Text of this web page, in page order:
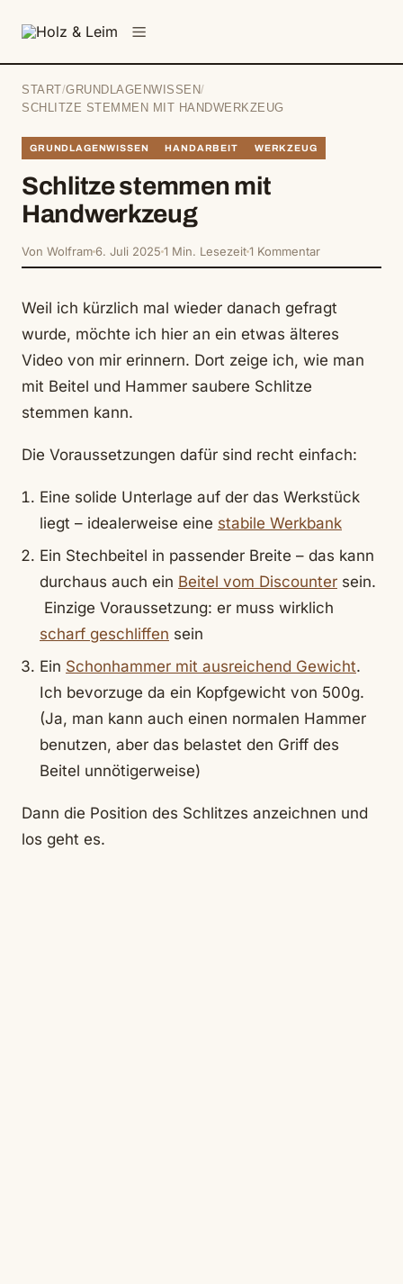
START /GRUNDLAGENWISSEN/
SCHLITZE STEMMEN MIT HANDWERKZEUG
GRUNDLAGENWISSEN HANDARBEIT WERKZEUG
Schlitze stemmen mit
Handwerkzeug
Von Wolfram6. Juli 2025 1 Min. Lesezeit1 Kommentar
Weil ich kürzlich mal wieder danach gefragt
wurde, möchte ich hier an ein etwas älteres
Video von mir erinnern. Dort zeige ich, wie man
mit Beitel und Hammer saubere Schlitze
stemmen kann.
Die Voraussetzungen dafür sind recht einfach:
Eine solide Unterlage auf der das Werkstück
liegt – idealerweise eine stabile Werkbank
Ein Stechbeitel in passender Breite – das kann
durchaus auch ein Beitel vom Discounter sein.
Einzige Voraussetzung: er muss wirklich
scharf geschliffen sein
Ein Schonhammer mit ausreichend Gewicht.
Ich bevorzuge da ein Kopfgewicht von 500g.
(Ja, man kann auch einen normalen Hammer
benutzen, aber das belastet den Griff des
Beitel unnötigerweise)
Dann die Position des Schlitzes anzeichnen und
los geht es.